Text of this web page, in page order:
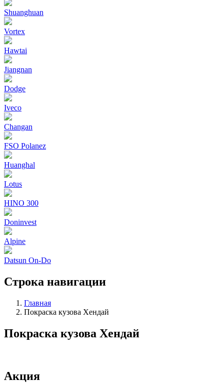
Shuanghuan
Vortex
Hawtai
Jiangnan
Dodge
Iveco
Changan
FSO Polanez
Huanghal
Lotus
HINO 300
Doninvest
Alpine
Datsun On-Do
Строка навигации
Главная
Покраска кузова Хендай
Покраска кузова Хендай
Акция